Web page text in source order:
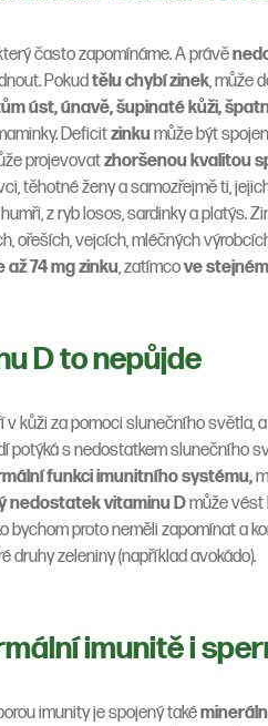
často zapomínáme. A právě
Pokudtělu chybí zinek, může
úst, únavě, šupinaté kůži,
Deficitzinku může být
projevovatzhoršenou kvalitou
těhotné ženy a samozřejmě ti,
humři, z ryb losos, sardinky a platýs.
ořeších, vejcích, mléčných
až 74 mg zinku, zatímcove
D to nepůjde
v kůži za pomoci slunečního světla,
potýká s nedostatkem slunečního
funkci imunitního systému,
nedostatek vitaminu Dmůže
bychom proto neměli zapomínat a
druhy zeleniny (například avokádo).
imunitě i
imunity je spojený také